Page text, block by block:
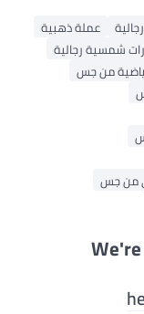
عملة ذهبية
شمسية رجالية
من جس
من جس